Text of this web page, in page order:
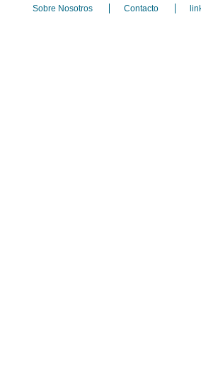
Sobre Nosotros Contacto